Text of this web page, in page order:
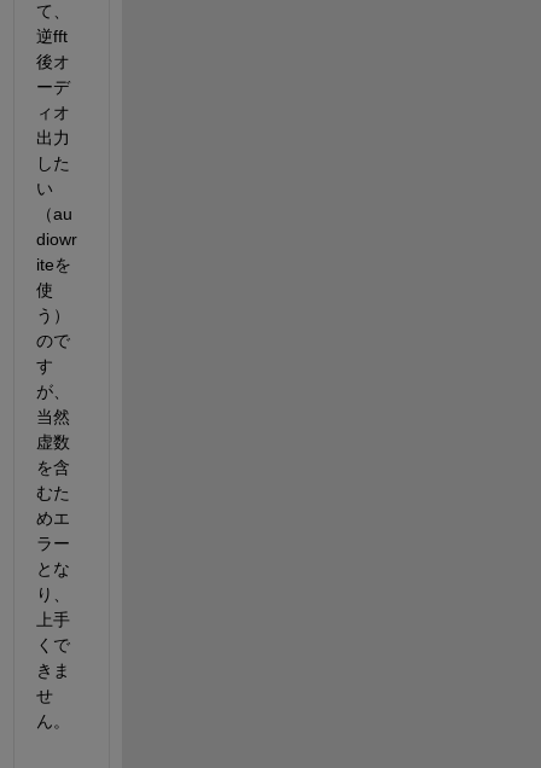
て、
逆fft
後オ
ーデ
ィオ
出力
した
い
（au
diowr
iteを
使
う）
ので
す
が、
当然
虚数
を含
むた
めエ
ラー
とな
り、
上手
くで
きま
せ
ん。